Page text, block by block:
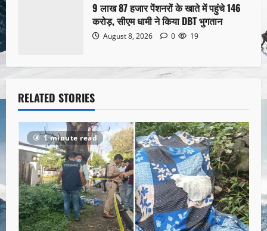
9 लाख 87 हजार पेंशनरों के खाते में पहुंचे 146
करोड़, सीएम धामी ने किया DBT भुगतान
August 8, 2026 0 19
RELATED STORIES
1 minute read